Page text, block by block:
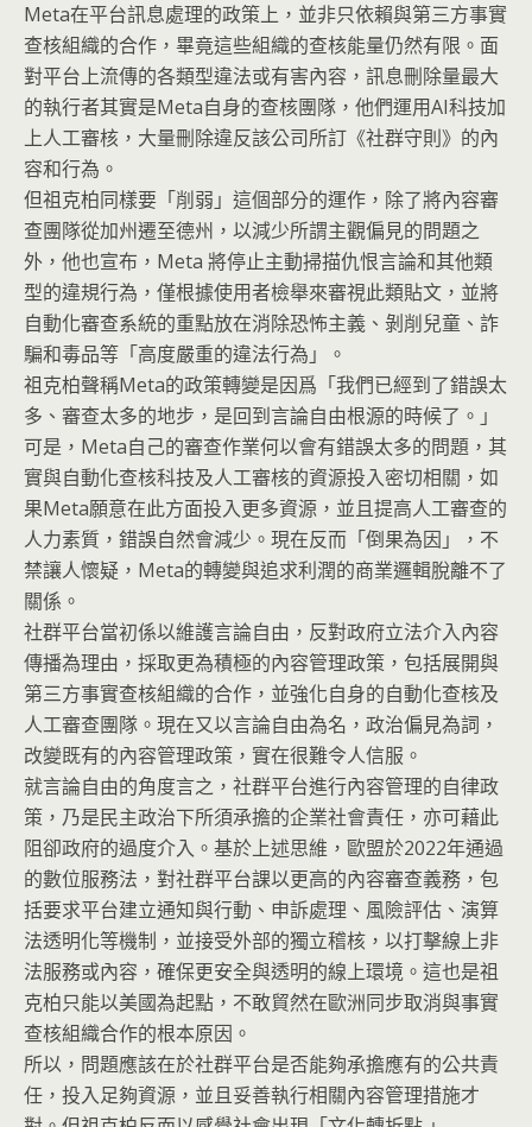
Meta在平台訊息處理的政策上，並非只依賴與第三方事實
查核組織的合作，畢竟這些組織的查核能量仍然有限。面
對平台上流傳的各類型違法或有害內容，訊息刪除量最大
的執行者其實是Meta自身的查核團隊，他們運用AI科技加
上人工審核，大量刪除違反該公司所訂《社群守則》的內
容和行為。
但祖克柏同樣要「削弱」這個部分的運作，除了將內容審
查團隊從加州遷至德州，以減少所謂主觀偏見的問題之
外，他也宣布，Meta 將停止主動掃描仇恨言論和其他類
型的違規行為，僅根據使用者檢舉來審視此類貼文，並將
自動化審查系統的重點放在消除恐怖主義、剝削兒童、詐
騙和毒品等「高度嚴重的違法行為」。
祖克柏聲稱Meta的政策轉變是因爲「我們已經到了錯誤太
多、審查太多的地步，是回到言論自由根源的時候了。」
可是，Meta自己的審查作業何以會有錯誤太多的問題，其
實與自動化查核科技及人工審核的資源投入密切相關，如
果Meta願意在此方面投入更多資源，並且提高人工審查的
人力素質，錯誤自然會減少。現在反而「倒果為因」，不
禁讓人懷疑，Meta的轉變與追求利潤的商業邏輯脫離不了
關係。
社群平台當初係以維護言論自由，反對政府立法介入內容
傳播為理由，採取更為積極的內容管理政策，包括展開與
第三方事實查核組織的合作，並強化自身的自動化查核及
人工審查團隊。現在又以言論自由為名，政治偏見為詞，
改變既有的內容管理政策，實在很難令人信服。
就言論自由的角度言之，社群平台進行內容管理的自律政
策，乃是民主政治下所須𠄘擔的企業社會責任，亦可藉此
阻卻政府的過度介入。基於上述思維，歐盟於2022年通過
的數位服務法，對社群平台課以更高的內容審查義務，包
括要求平台建立通知與行動、申訴處理、風險評估、演算
法透明化等機制，並接受外部的獨立稽核，以打擊線上非
法服務或內容，確保更安全與透明的線上環境。這也是祖
克柏只能以美國為起點，不敢貿然在歐洲同步取消與事實
查核組織合作的根本原因。
所以，問題應該在於社群平台是否能夠承擔應有的公共責
任，投入足夠資源，並且妥善執行相關內容管理措施才